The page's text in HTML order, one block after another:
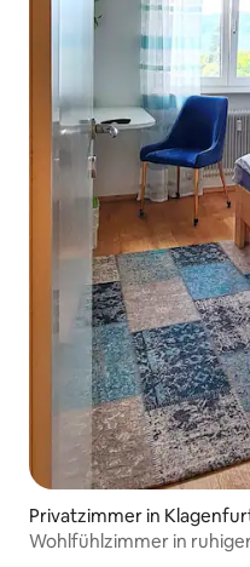
Privatzimmer in
Wohlfühlzimmer in